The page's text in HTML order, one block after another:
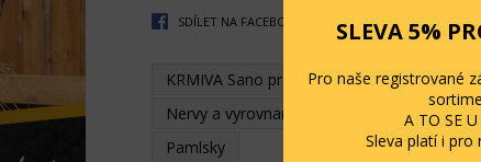
SDÍLET NA FACEBOOK
KRMIVA Sano pro Equi Tekuté bylinky
Nervy a vyrovnanost
Metabolismus a
Pamlsky
SLEVA 5%
Pro naše registrované
A TO SE
Sleva platí i pro